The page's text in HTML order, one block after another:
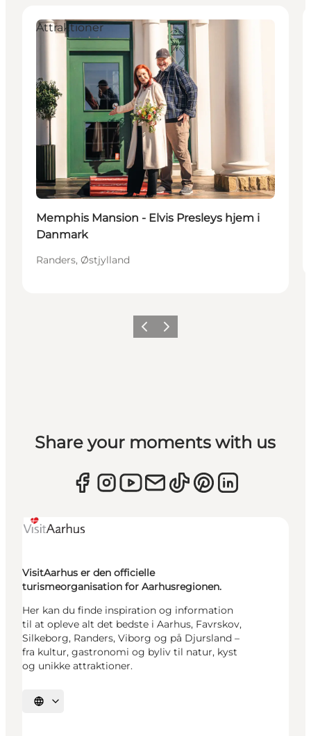
Attraktioner
Memphis Mansion - Elvis Presleys hjem i
Danmark
Randers, Østjylland
ForrigeNæste
Share your moments with us
VisitAarhus er den officielle
turismeorganisation for Aarhusregionen.
Her kan du finde inspiration og information
til at opleve alt det bedste i Aarhus, Favrskov,
Silkeborg, Randers, Viborg og på Djursland –
fra kultur, gastronomi og byliv til natur, kyst
og unikke attraktioner.
Vælg sprog